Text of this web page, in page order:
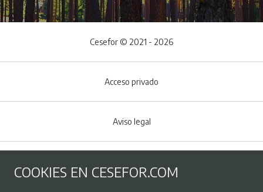
Cesefor © 2021 - 2026
Acceso privado
Aviso legal
COOKIES EN CESEFOR.COM